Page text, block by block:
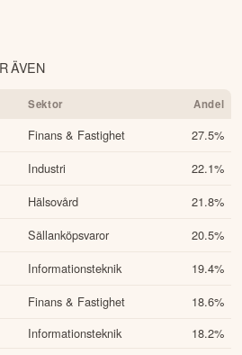
ÄVEN
Sektor Andel
Finans & Fastighet 27.5%
Industri 22.1%
Hälsovård 21.8%
Sällanköpsvaror 20.5%
Informationsteknik 19.4%
Finans & Fastighet 18.6%
Informationsteknik 18.2%